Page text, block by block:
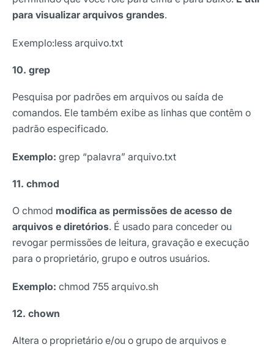
para visualizar arquivos grandes.
Exemplo:less arquivo.txt
10. grep
Pesquisa por padrões em arquivos ou saída de
comandos. Ele também exibe as linhas que contêm o
padrão especificado.
Exemplo: grep “palavra” arquivo.txt
11. chmod
O chmod modifica as permissões de acesso de
arquivos e diretórios. É usado para conceder ou
revogar permissões de leitura, gravação e execução
para o proprietário, grupo e outros usuários.
Exemplo: chmod 755 arquivo.sh
12. chown
Altera o proprietário e/ou o grupo de arquivos e